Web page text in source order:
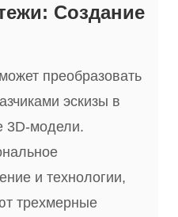
Создание
преобразовать
эскизы в
3D-модели.
и технологии,
трехмерные